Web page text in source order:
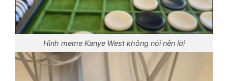
Hình meme Kanye West không nói nên lời